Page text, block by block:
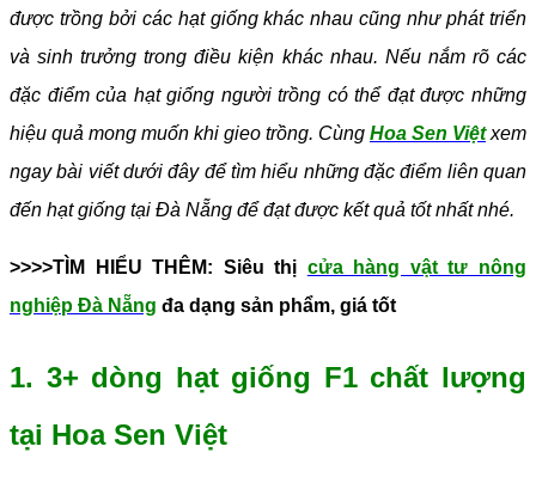
được trồng bởi các hạt giống khác nhau cũng như phát triển
và sinh trưởng trong điều kiện khác nhau. Nếu nắm rõ các
đặc điểm của hạt giống người trồng có thể đạt được những
hiệu quả mong muốn khi gieo trồng. Cùng Hoa Sen Việtxem
ngay bài viết dưới đây để tìm hiểu những đặc điểm liên quan
đến hạt giống tại Đà Nẵng để đạt được kết quả tốt nhất nhé.
>>>>TÌM HIỂU THÊM: Siêu thị cửa hàng vật tư nông
nghiệp Đà Nẵng đa dạng sản phẩm, giá tốt
1. 3+ dòng hạt giống F1 chất lượng
tại Hoa Sen Việt